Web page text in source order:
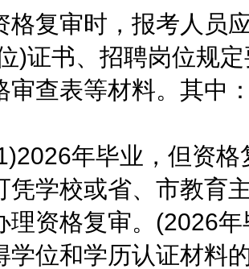
审时，报考人员应
)证书、招聘岗位规
审查表等材料。其中
年毕业，但资格
凭学校或省、市教育
理资格复审。(2026
学位和学历认证材料